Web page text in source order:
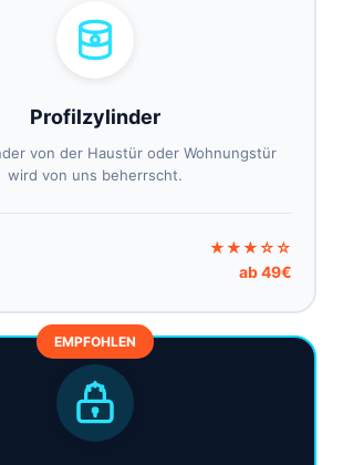
Profilzylinder
von der Haustür oder Wohnungstür
wird von uns beherrscht.
★★★☆☆
ab 49€
EMPFOHLEN